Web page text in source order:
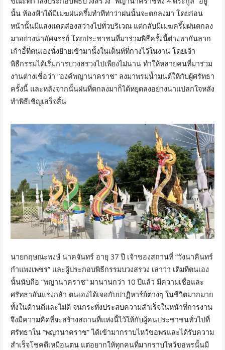
นั้น ท้องฟ้าได้มีเมฆฝนครึ้มทำทีท่าว่าฝนนั้นจะตกลงมา โดยก่อน
หน้านั้นมีแสงแดดส่องสว่างไปทั่วบริเวณ แต่กลับมีเมฆครึ้มฝนตกลง
มาอย่างน่าอัศจรรย์ โดยประชาชนที่มาร่วมพิธีครั้งนี้ต่างพากันลาก
เก้าอี้ที่ตนเองนั่งย้ายเข้ามานั้งในเต็นท์ที่กางไว้ในงาน โดยเจ้า
พิธีกรรมได้เริ่มการบวงสรวงไปเพียงไม่นาน ทำให้หลายคนที่มาร่วม
งานต่างเชื่อว่า “องค์พญานาคราช” ลงมาพรมน้ำมนต์ให้กับผู้ศรัทธา
ครั้งนี้ และหลังจากนั้นฝนที่ตกลงมาก็ได้หยุดลงอย่างน่าแปลกใจหลัง
ทำพิธีเชิญเสร็จสิ้น
นายกฤษณะพงษ์ นาคจันทร์ อายุ 37 ปี เจ้าของสถานที่ “วังนาคินทร์
กำแพงเพชร” และผู้ประกอบพิธีกรรมบวงสรวง เล่าว่า เดิมทีตนเอง
นั้นนับถือ “พญานาคราช” มานานกว่า 10 ปีแล้ว มีความเชื่อและ
ศรัทธาอันแรงกล้า ตนเองได้เจอกับปาฏิหาร์ย์ต่างๆ ในชีวิตมากมาย
ทั้งในด้านดีและไม่ดี จนกระทั่งประสบความสำเร็จในหน้าที่การงาน
จึงมีความคิดที่จะสร้างสถานที่แห่งนี้ไว้ให้กับผู้คนประชาชนทั่วไปที่
ศรัทธาใน “พญานาคราช” ได้เข้ามากราบไหว้ขอพรและได้รับความ
สำเร็จโชคดีเหมือนตน แต่อยากให้ทุกคนที่มากราบไหว้ขอพรนั้นมี